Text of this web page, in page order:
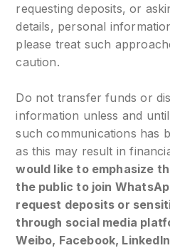
requesting deposits, or
details, personal
please treat such
caution.
Do not transfer funds or
information unless and
such communications has
as this may result in
would like to emphasize
the public to join
request deposits or
through social media
Weibo, Facebook,